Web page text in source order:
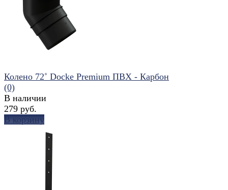
сравнить
сравнить
Колено 72˚ Docke Premium ПВХ - Карбон
(0)
В наличии
279 руб.
В корзину